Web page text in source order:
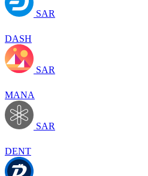
SAR
DASH
SAR
MANA
SAR
DENT